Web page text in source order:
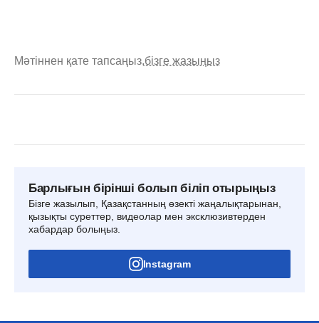
Мәтіннен қате тапсаңыз,бізге жазыңыз
Барлығын бірінші болып біліп отырыңыз
Бізге жазылып, Қазақстанның өзекті жаңалықтарынан,
қызықты суреттер, видеолар мен эксклюзивтерден
хабардар болыңыз.
Instagram